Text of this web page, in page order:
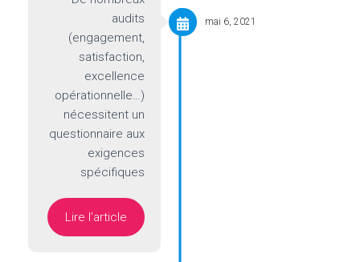
audits
(engagement,
satisfaction,
excellence
opérationnelle…)
nécessitent un
questionnaire aux
exigences
spécifiques
Lire l’article
mai 6, 2021